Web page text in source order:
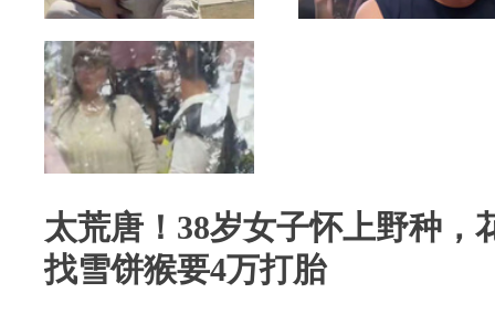
太荒唐！38岁女子怀上野种，
找雪饼猴要4万打胎